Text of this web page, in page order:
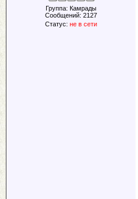
Группа: Камрады
Сообщений: 2127
Статус: не в сети